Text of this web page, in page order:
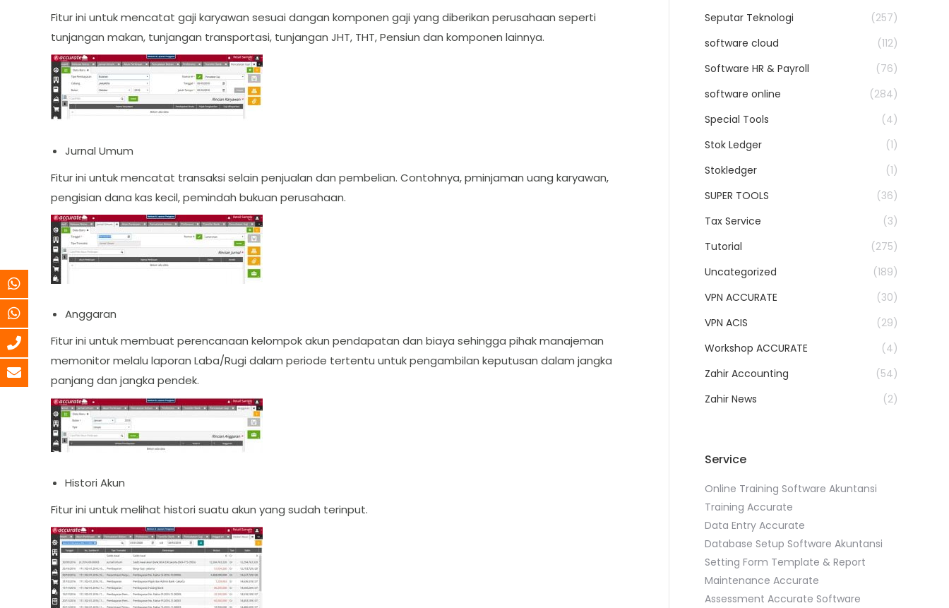
Fitur ini untuk mencatat gaji karyawan sesuai dangan komponen gaji yang diberikan perusahaan seperti
tunjangan makan, tunjangan transportasi, tunjangan JHT, THT, Pensiun dan komponen lainnya.
Jurnal Umum
Fitur ini untuk mencatat transaksi selain penjualan dan pembelian. Contohnya, pminjaman uang karyawan,
pengisian dana kas kecil, pemindah bukuan perusahaan.
Anggaran
Fitur ini untuk membuat perencanaan kelompok akun pendapatan dan biaya sehingga pihak manajeman
memonitor melalu laporan Laba/Rugi dalam periode tertentu untuk pengambilan keputusan dalam jangka
panjang dan jangka pendek.
Histori Akun
Fitur ini untuk melihat histori suatu akun yang sudah terinput.
Seputar Teknologi
(257)
software cloud
(112)
Software HR & Payroll
(76)
software online
(284)
Special Tools
(4)
Stok Ledger
(1)
Stokledger
(1)
SUPER TOOLS
(36)
Tax Service
(3)
Tutorial
(275)
Uncategorized
(189)
VPN ACCURATE
(30)
VPN ACIS
(29)
Workshop ACCURATE
(4)
Zahir Accounting
(54)
Zahir News
(2)
Service
Online Training Software Akuntansi
Training Accurate
Data Entry Accurate
Database Setup Software Akuntansi
Setting Form Template & Report
Maintenance Accurate
Assessment Accurate Software